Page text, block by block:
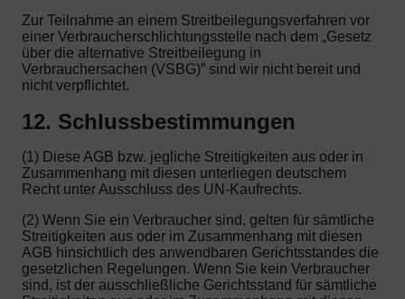
Zur Teilnahme an einem Streitbeilegungsverfahren vor
einer Verbraucherschlichtungsstelle nach dem „Gesetz
über die alternative Streitbeilegung in
Verbrauchersachen (VSBG)” sind wir nicht bereit und
nicht verpflichtet.
12. Schlussbestimmungen
(1) Diese AGB bzw. jegliche Streitigkeiten aus oder in
Zusammenhang mit diesen unterliegen deutschem
Recht unter Ausschluss des UN-Kaufrechts.
(2) Wenn Sie ein Verbraucher sind, gelten für sämtliche
Streitigkeiten aus oder im Zusammenhang mit diesen
AGB hinsichtlich des anwendbaren Gerichtsstandes die
gesetzlichen Regelungen. Wenn Sie kein Verbraucher
sind, ist der ausschließliche Gerichtsstand für sämtliche